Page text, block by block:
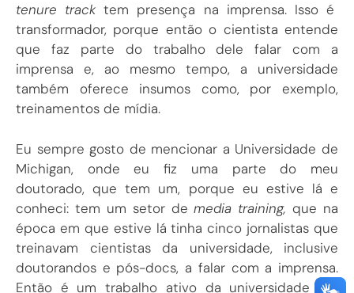
tenure track tem presença na imprensa. Isso é
transformador, porque então o cientista entende
que faz parte do trabalho dele falar com a
imprensa e, ao mesmo tempo, a universidade
também oferece insumos como, por exemplo,
treinamentos de mídia.
Eu sempre gosto de mencionar a Universidade de
Michigan, onde eu fiz uma parte do meu
doutorado, que tem um, porque eu estive lá e
conheci: tem um setor demedia training, que na
época em que estive lá tinha cinco jornalistas que
treinavam cientistas da universidade, inclusive
doutorandos e pós-docs, a falar com a imprensa.
Então é um trabalho ativo da universidade em